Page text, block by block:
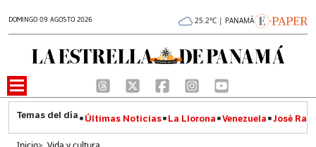
DOMINGO 09 AGOSTO 2026 25.2°C | PANAMÁ
Últimas Noticias La Llorona Venezuela José